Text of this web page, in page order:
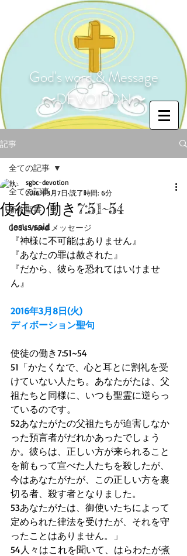
God's word & Message
〜DEVOTION〜
記事
全ての記事
新約聖書
God's Word メッセージ
全ての記事
使徒の働き7:51~54
sgbc-devotion
2016年3月7日 読了時間: 6分
Jesus said
『神様に不可能はありません』
『あなたの罪は赦された』
『だから、彼らを恐れてはいけませ
ん』
2016年3月8日(火)
ディボーション聖句
使徒の働き7:51~54
51「かたくなで、心と耳とに割礼を受
けていない人たち。あなたがたは、父
祖たちと同様に、いつも聖霊に逆らっ
ているのです。
52あなたがたの父祖たちが迫害しなか
った預言者がだれかあったでしょう
か。彼らは、正しい方が来られること
を前もって宣べた人たちを殺したが、
今はあなたがたが、この正しい方を裏
切る者、殺す者となりました。
53あなたがたは、御使いたちによって
定められた律法を受けたが、それを守
ったことはありません。」
54人々はこれを聞いて、はらわたが煮